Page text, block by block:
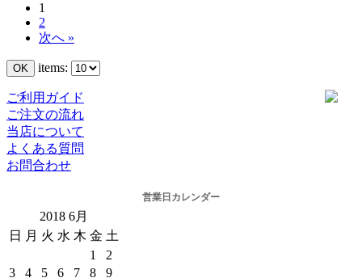
1
2
次へ »
items:
ご利用ガイド
ご注文の流れ
当店について
よくある質問
お問合わせ
営業日カレンダー
2018 6月
日 月 火 水 木 金 土
1
2
3
4 5 6 7 8 9